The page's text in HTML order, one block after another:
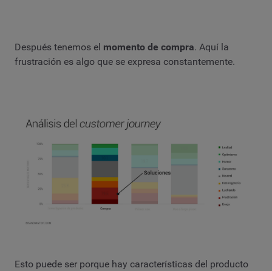
Después tenemos el momento de compra. Aquí la
frustración es algo que se expresa constantemente.
Esto puede ser porque hay características del producto